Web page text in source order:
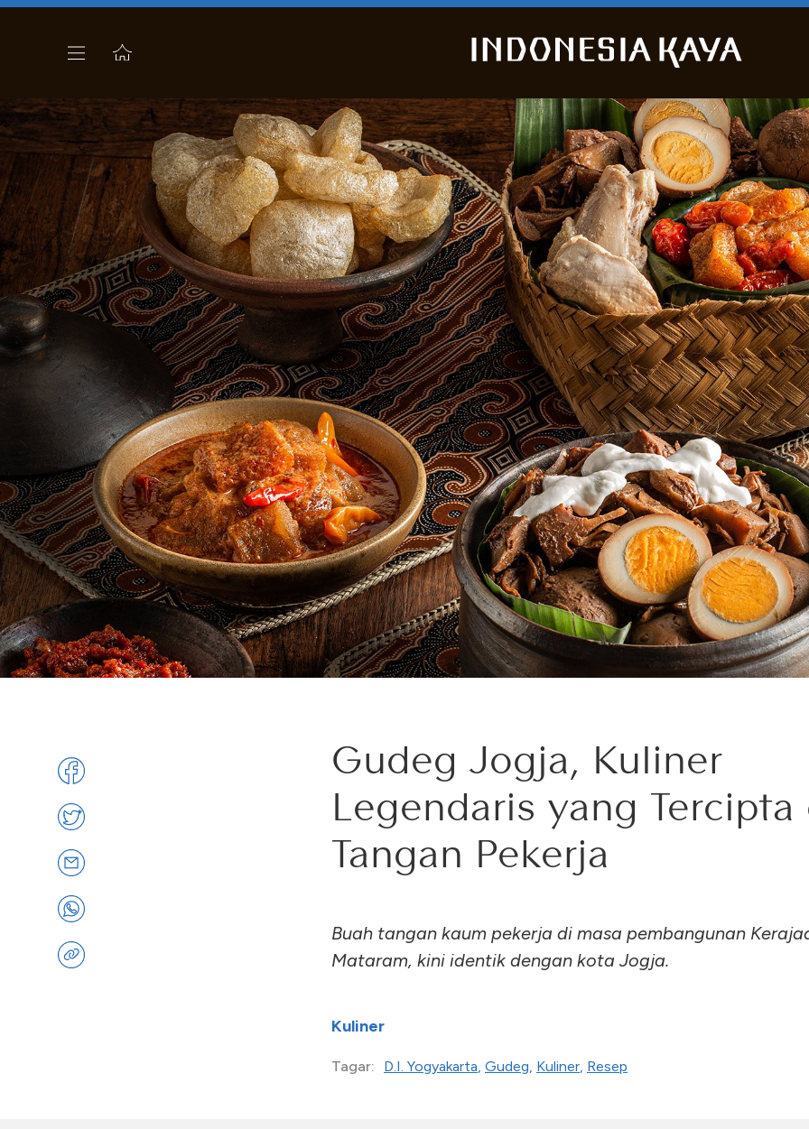
Gudeg Jogja, Kuliner
Legendaris yang Tercipta
Tangan Pekerja
Buah tangan kaum pekerja di masa pembangunan
Mataram, kini identik dengan kota Jogja.
Kuliner
Tagar: D.I. Yogyakarta Gudeg Kuliner Resep